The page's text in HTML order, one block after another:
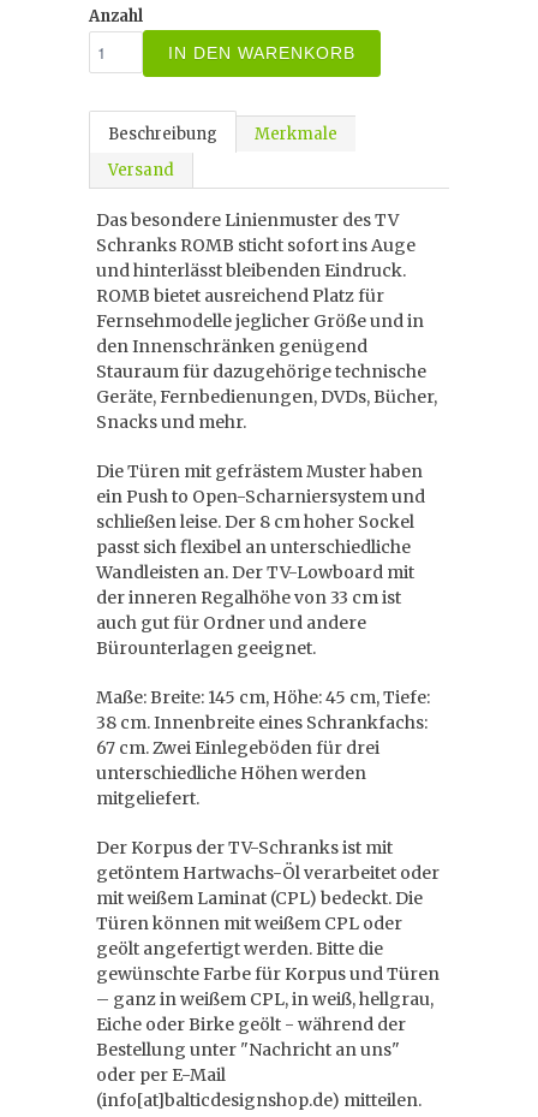
Anzahl
IN DEN WARENKORB
Beschreibung
Merkmale
Versand
Das besondere Linienmuster des TV
Schranks ROMB sticht sofort ins Auge
und hinterlässt bleibenden Eindruck.
ROMB bietet ausreichend Platz für
Fernsehmodelle jeglicher Größe und in
den Innenschränken genügend
Stauraum für dazugehörige technische
Geräte, Fernbedienungen, DVDs, Bücher,
Snacks und mehr.
Die Türen mit gefrästem Muster haben
ein Push to Open-Scharniersystem und
schließen leise. Der 8 cm hoher Sockel
passt sich flexibel an unterschiedliche
Wandleisten an. Der TV-Lowboard mit
der inneren Regalhöhe von 33 cm ist
auch gut für Ordner und andere
Bürounterlagen geeignet.
Maße: Breite: 145 cm, Höhe: 45 cm, Tiefe:
38 cm. Innenbreite eines Schrankfachs:
67 cm. Zwei Einlegeböden für drei
unterschiedliche Höhen werden
mitgeliefert.
Der Korpus der TV-Schranks ist mit
getöntem Hartwachs-Öl verarbeitet oder
mit weißem Laminat (CPL) bedeckt. Die
Türen können mit weißem CPL oder
geölt angefertigt werden. Bitte die
gewünschte Farbe für Korpus und Türen
– ganz in weißem CPL, in weiß, hellgrau,
Eiche oder Birke geölt - während der
Bestellung unter "Nachricht an uns"
oder per E-Mail
(info[at]balticdesignshop.de) mitteilen.